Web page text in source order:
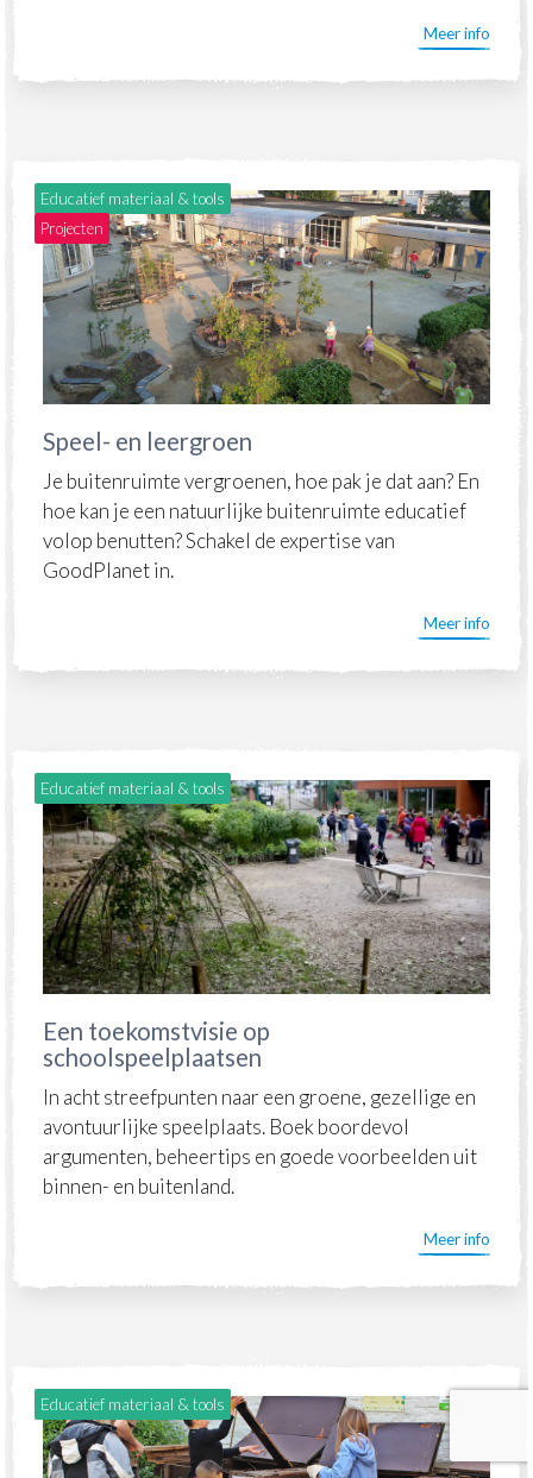
Meer info
Educatief materiaal & tools
Projecten
Speel- en leergroen
Je buitenruimte vergroenen, hoe pak je dat aan? En
hoe kan je een natuurlijke buitenruimte educatief
volop benutten? Schakel de expertise van
GoodPlanet in.
Meer info
Educatief materiaal & tools
Een toekomstvisie op
schoolspeelplaatsen
In acht streefpunten naar een groene, gezellige en
avontuurlijke speelplaats. Boek boordevol
argumenten, beheertips en goede voorbeelden uit
binnen- en buitenland.
Meer info
Educatief materiaal & tools